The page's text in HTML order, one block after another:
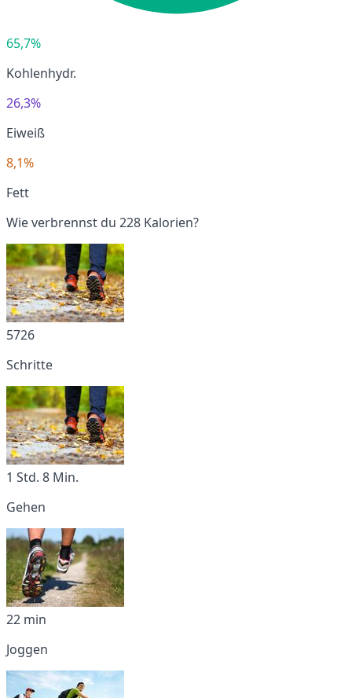
65,7%
Kohlenhydr.
26,3%
Eiweiß
8,1%
Fett
Wie verbrennst du 228 Kalorien?
5726
Schritte
1 Std. 8 Min.
Gehen
22 min
Joggen